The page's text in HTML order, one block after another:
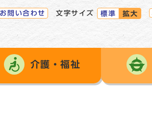
お問い合わせ 文字サイズ 標準 拡大
介護・福祉